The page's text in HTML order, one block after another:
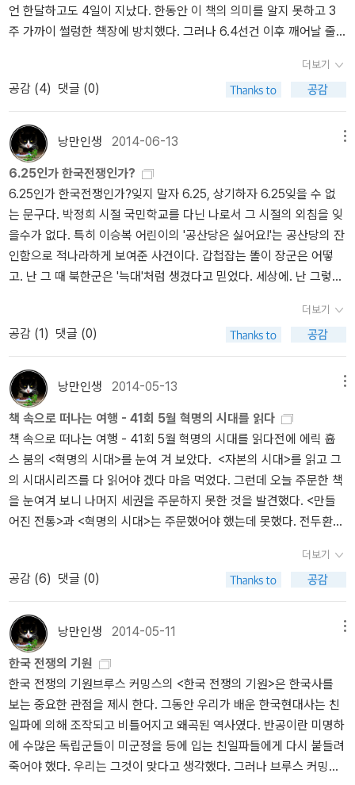
선 도발적으로 보일 이 질문을 반드시 던져야만 할 것이다(허나 이 책
이 2000년에 초판이 나온게 다행(?)일지도 모르겠다. 지금 이런 질
문을 한다면 어떻게 될까? 이런 생각부터 하는 나도 이미 자기검열을
시작하게 된 걸까? 여튼 지금 한국사회의 분위기가 이렇다. 이런 글을
쓴다는 것 자체로 신변을 한 번 생각하게 되는). 우리는 지금까지 ‘국
화해왔지만, 오늘의 시점에서는 누구를 위한 국가 건설이었는가를 다
시 물어야 한다. 즉 피학살자가 국가 건설의 희생양이었다는 주장들
은 그 국가가 어떤 국가이며, 누구의 국가이며, 그 국가의 정치가 어떤
내용을 갖는지의 관점에서도 비판되어야 하지만, 한반도의 ‘반쪽 국
가가 과연 그러한 희생을 치르고서라도 건설되었어야 했는가?’라는
또 다른 질문에 의해서도 도전받아야 한다.(381쪽) 어쩌면, 한국전쟁
의 연구는 이제 시작단계라고 할 수 있을런지도 모르겠다. 국제전과
내전이 뒤섞인 이 복잡한 전쟁을 다루면서, 오히려 우리는 '코리언'을
잊어야할 필요도 있을 것이다. 이런 과감함이 없다면, 저자가 지적하
는 오류-좌파의 미국의 남침유도론이나 우파의 혈맹론, 맥아더 영웅
갖는 가장 큰 이유는 우리가 코리언이기 때문이지만, 한국전쟁은 결
코 한반도에 거주하는 사람들을 중심으로 진행되지 않았다. 그것이
이 전쟁이 비극인 이유이자, 저자가 '코리언들에게 정작 중요한 것'을
밝혀낼 필요가 있다고 강조하는 이유가 아닐까.
은 한 장의 사진에서 시작됐다. 1920년대로 추정되는 식민지 조선,
청계천 개울물에서 단발을 한 세 여자가 물놀이를 하는 사진. 작가가
이 소설을 처음 구상한 것은 사진의 주인공 가운데 한 명인 허정숙을
자 독립운동가'라는 새로운 인물 군상이 눈에 들어오게 된 것이다. 박
운동과 한국 공산주의운동사에서 빼놓을 수 없는 이름들이다. 그런
데, 이들의 동지이자 파트너였던 주세죽, 허정숙, 고명자 이 여성들은
왜 한 번도 제대로 조명되지 못했을까. 이 소설은 우리가 몰랐던 세 명
의 여성 혁명가, 그들의 존재를 담담히 보여주고 있다.' 소개대로 공식
적인 역사에서 별로 주목받지 못했던 '세 여자'의 삶이 작가적 상상력
이라는 조명 하에 어떻게 되살아날지 궁금하다... 17. 07. 02.
그것은 이승만의 북침 계획이 분명하다는 명백한 증거로 이용된다.
남쪽의 선제공격이 있을 거라는 북한 지도부의 생각이 남침을 결정하
나로 작용했을 가능성은 충분하다. 어쩌면 당시의 남북한 관계는지금
북한과 미국사이에서 벌어 지고 있는 안보 딜레마security dilemm
a), 의 모습 그대로인지 모른다. 어느 한쪽이 먼저 공격할지 모르는 상
황에서 양쪽 모두 방어를 잘해야겠다고 생각했고, 최선의 방어를 위
해서는 공격이 더 좋을거라고 생각했을 가능성이 크다. 자료만으로
볼때는 당시 미국 만이 유일하게 공격이 최선의 방어 가아니라는 입
장을 갖고 있었다. (178쪽) 2010년 한국전쟁 발발 60년이 되었을 때
몇권의 책을 읽었다. 그 중에 박태균의 <한국전쟁>은 한국전쟁에 대
해 많은 것을 알려준다. 단 한권만 읽는다면 이 책을 권하고 싶다. 한
국전쟁과 관련한 여러 문제들, 남침유도설, 북침설 등에 대한 근거와
왜 6월에 일어났는지, 침공초기의 왜 북한이 서울에서 몇일을 머물렀
는지, 그리고 정전협정에는 왜 2년이나 걸렸는지 등 한국전쟁에 대해
께 총 4권의 책을 읽었다. <전쟁과사회> http://blog.aladin.co.kr/ra
대해 다양한 이야기가 국내에서 나온 것은 그리 오래되지 않았다. 김
동춘의 전쟁과 사회는 전쟁의 발발에 초점을 맞췄던 기존의 연구에서
벗어난 점 그리고 사회적으로 접근한 점에서 평가를 받고 있다. 특히
한국전쟁을 통해 발생한 국가억압체제가 오늘날의 한국사회 가정, 학
교, 사회에서 벌어지는 차별과 억압으로 폭력이 구조화된 것으로 보
고 있다. 인민군이 내려왔을 때는 인민군 편, 국군이 올라왔을 때는 국
군 편을 들 수 밖에 없었던 사회적 구조가 자유당 시절엔 자유당을 민
정당 시절엔 민정당을 찍는 순응주의적 태도로 나타났다는 점에도 주
목하고 있다. 학살의 경우도 현재화되고 있는데 1980년 광주민주화
운동에서 일어난 군에 의한 민간인 학살도 한국전쟁이 현재까지 미치
는 영향으로 볼 수 있다. 노무현 전대통령 분향소를 폭력적으로 철거
했던 서정갑 등 보수주의자들의 행태는 점령 당시 남한에서 있었던
모습과 유사해보이고 북한에 대한 압력을 위해 집회를 하는 그들의
뒤에 일본 극우파 인사와 자본이 참여했다는 사실은 한국전쟁의 왜곡
된 사회구조가 지금까지 진행된다고 볼 수 있다. <한국전쟁에 대한 1
1가지 시선>http://blog.aladin.co.kr/rainaroma/4595062남북한
내부적으로도 한국전쟁은 체제안정화(?)에 큰 역할을 한다. 남한이나
북한모두 불안정하게 정권을 잡았던 이승만, 김일성에게 확고한 정치
적 기반을 만들어준 계기가 되었다. 이승만은 반공이라는 가장 강력
한 무기를 가지게 되었고 김일성 역시 당내 일인자의 자리에 오르게
언 한달하고도 4일이 지났다. 한동안 이 책의 의미를 알지 못하고 3
주 가까이 썰렁한 책장에 방치했다. 그러나 6.4선건 이후 깨어날 줄
집어 들었다. 첫장부터 '충격'이란 말이 어울릴만큼 상당한 정신적 충
격을 받았다. 6.15와 한국전쟁이란 용어안에 담긴 은밀하고도 조직적
인 기적 조작이 있었음을 시사했다. 현대 한국이 가지고 있는 '기억'
또는 '추억'은 '압제하는 앎과 예속된 앎'(73쪽)이다. 사건은 객관적
진술이 가능할 것으로 믿지만, 해석은 아니다. 사건 역시 정보의 편향
으로 인해 심한 왜곡과 변형이 일어난다. 인간은 많이 아는 것을 진리
로 받아 들인다. 적게 아는 것은 의혹내지는 가능성으로 치부 한다. 현
재는 조작된 과거의 기억의 편린을 한곳으로 끌어모아 왜곡된 해석을
부추겼다. 왜? 역사의 해석은 언제나 승자의 것이기에.'언제나 기억과
기록은 승리자의 것이기에 대부분의 한국전쟁 자료는 여전히 미국에
있고 기록과 연구는 미국인들이 쓴 것들이다.'(43쪽)강제된 앎의 문
태우, 그리고 김대중과 노무현, 이명박과 박근혜를 기억한다. 그러나
이승만은 문헌을 통해서만 접했다. 심지어 어릴적 경험은 강제된 해
석으로 인해 바르지 못했으며, 왜곡된 시각을 심어주는 치명적인 독
이었다. 우스꽝 스럽게도 나는 중학생이 되고 나서야 북한 사람들이
'늑대'가 아니라는 사실을 알고 기겁하고 말았다. 언제 미국은 우방이
고, 소련과 북한은 '적'이었다. 이승만은 건국의 아버지였고, 박정희는
경제계발의 주역이었다. 그 것외에 무엇을 알았는가? 아무 것도 몰랐
다.순전히 우연히 접한 제주항쟁, 여순반란사건, 국민보도연맹의 학
살 등 차마 눈뜨고 볼 수 없는 처참함을 보고 숨도 제대로 쉬지 못했
다. 도대체 우리나라에 무슨 일이 일어난 것일까? 그렇게 시작된 앎에
대한 갈증은 박세길의 <다시쓰는 한국현대사>를 통해 민중항쟁사를
접하게 되었고, 김동춘의 <전쟁과 사회>를 통해 한국전쟁이 아직 일
은 정보와 사건은 편중된 기억을 객관적 시각이 되라고 강제했고, 아
되었다. 친일파, 미군부, 학살과 살인 등. 끝없이 이어지는 수많은 생
소한 단어가 흥분을 감추지 못하게 한다.난 한국사에 대한 무지했다.
아니 전혀 몰랐다. 지금 내가 알아가고 있는 사실들은 금시초문이 대
부분이다. 난 그렇게 순진했고 바보였다. 그러나 이제 바보가 되지 않
으려고 한다. 눈을 부릅뜨고 역사를 살펴 볼 것이며, 정치에 관심을 가
질 것이다. 모두 6부로 나누었다. 먼저 1부에서는 '또 다른 전쟁'이란
제목으로 한국전쟁을 바라보는 시각, 즉 해석을 다룬다. 가장 중요하
다. 2부에서는 '피란'을 통해 지도층의 무책임함과 민중의 고통을 다
더보기
공감 (4) 댓글 (0)
낭만인생 2014-06-13
6.25인가 한국전쟁인가?
6.25인가 한국전쟁인가?잊지 말자 6.25, 상기하자 6.25잊을 수 없
는 문구다. 박정희 시절 국민학교를 다닌 나로서 그 시절의 외침을 잊
을수가 없다. 특히 이승복 어린이의 '공산당은 싫어요!'는 공산당의 잔
인함으로 적나라하게 보여준 사건이다. 갑첩잡는 똘이 장군은 어떻
고. 난 그 때 북한군은 '늑대'처럼 생겼다고 믿었다. 세상에. 난 그렇게
있다. 이 책은 625.한국전쟁을 다루고 있다. 전쟁의 발발 이유과 과정
등을 추적하면서, 한국전쟁이 가지는 의미를 심각하게 고민한다. 첫
장을 열면서 김동춘은 용어에대한 정의부터 시작한다. 지금까지 우리
는 북한과 남한의 전쟁을 육이오(6.25)로 불렀다. 1950년 6월 25일
전쟁이 발발했기 때문이다. 이 날은 일요일이다. 그런데 미국은 한국
전쟁(Korea War)로 부른다. 왜 이렇게 다를까? 바로 여기에 무서운
음모가 담겨있다. 조헌영, 일제시절 항일운동을 하고 이승만 시절 여
당인 한민당에 가담하여 중아상무집행위원을 엮임했다. 그는 1948
년 국가보안법을 반대했고, 친일세력이 반민특위를 압살하려 한다는
계획을 입수하여 국회에 폭로한다. (김도형, <근대 대구 경구 49인>)
더보기
공감 (1) 댓글 (0)
낭만인생 2014-05-13
책 속으로 떠나는 여행 - 41회 5월 혁명의 시대를 읽다
책 속으로 떠나는 여행 - 41회 5월 혁명의 시대를 읽다전에 에릭 흅
스 붐의 <혁명의 시대>를 눈여 겨 보았다. <자본의 시대>를 읽고 그
의 시대시리즈를 다 읽어야 겠다 마음 먹었다. 그런데 오늘 주문한 책
을 눈여겨 보니 나머지 세권을 주문하지 못한 것을 발견했다. <만들
어진 전통>과 <혁명의 시대>는 주문했어야 했는데 못했다. 전두환과
명의 시대가 아니던가. 나중에 주문할 때는 꼭 장바구니에 넣을 생각
이다. 한국 현대사를 천착하려고 몇 권의 책을 주문했다. <기록> <아
직 살아있는 전두환><이완용 평전><전쟁과 사회><전태일 평전><
전화시대의 논리><젤롯><한국전쟁의 발발과 기원1> 모두 8권이
다. 이번 세월호 사건을 통해 정치관이 완전히 바뀌었다. 보수 여당 지
지파였던 나는 진보로 완전히 돌아섰다. 국가의 무능과 친일파 전통
의 악날함을 보았기 때문이다. 그래서 노무현 대통령을 최측근에서
보아온 윤태형의 <기록>을 가장 먼저 담았다. 그 다은 역시 전두환이
다. 그의 폭력을 더 알고 싶었다. 그가 죽지 않아 살아서 어떻게 나라
를 이끌어가는지도 알고 싶다. 매국노 이완용, 우린 이완용에게 '매국
노'란 수식어를 붙인다. 그런데 그의 평전이 나왔다. 가당키나 하는 말
더보기
공감 (6) 댓글 (0)
낭만인생 2014-05-11
한국 전쟁의 기원
한국 전쟁의 기원브루스 커밍스의 <한국 전쟁의 기원>은 한국사를
보는 중요한 관점을 제시 한다. 그동안 우리가 배운 한국현대사는 친
일파에 의해 조작되고 비틀어지고 왜곡된 역사였다. 반공이란 미명하
에 수많은 독립군들이 미군정을 등에 입는 친일파들에게 다시 붙들려
죽어야 했다. 우리는 그것이 맞다고 생각했다. 그러나 브루스 커밍스